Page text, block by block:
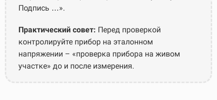
Подпись …».
Практический совет: Перед проверкой
контролируйте прибор на эталонном
напряжении – «проверка прибора на живом
участке» до и после измерения.